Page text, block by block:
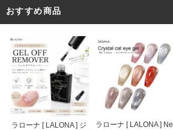
おすすめ商品
ラローナ [ LALONA ] ジ
ラローナ [ LALONA ] Ne